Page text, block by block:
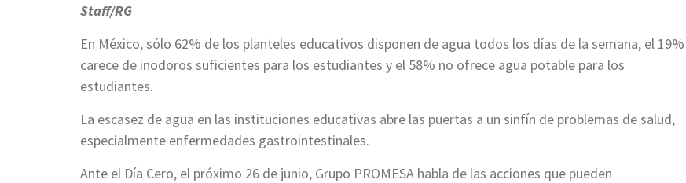
Staff/RG
En México, sólo 62% de los planteles educativos disponen de agua todos los días de la semana, el 19%
carece de inodoros suficientes para los estudiantes y el 58% no ofrece agua potable para los
estudiantes.
La escasez de agua en las instituciones educativas abre las puertas a un sinfín de problemas de salud,
especialmente enfermedades gastrointestinales.
Ante el Día Cero, el próximo 26 de junio, Grupo PROMESA habla de las acciones que pueden